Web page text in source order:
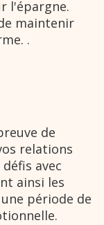
l'épargne.
maintenir
.
de
relations
avec
ainsi les
période de